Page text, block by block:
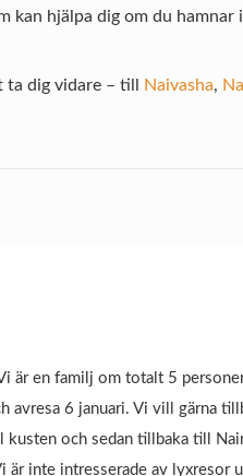
kan hjälpa dig om du
ta dig vidare – till Naivasha,
är en familj om totalt 5
avresa 6 januari. Vi vill gärna
kusten och sedan tillbaka till
är inte intresserade av lyxresor